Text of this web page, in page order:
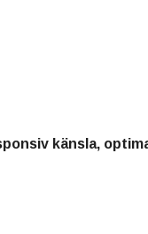
känsla,